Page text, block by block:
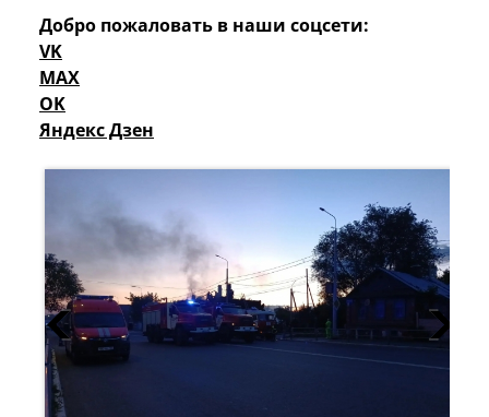
Добро пожаловать в наши соцсети:
VK
MAX
OK
Яндекс Дзен